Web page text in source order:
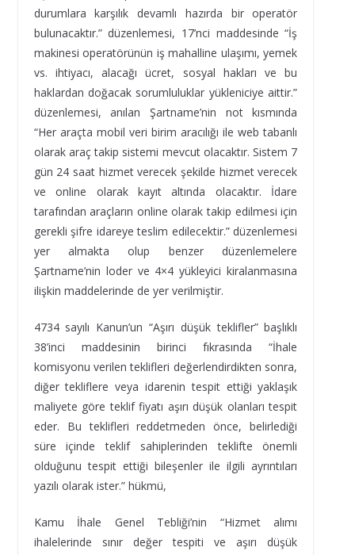
durumlara karşılık devamlı hazırda bir operatör
bulunacaktır.” düzenlemesi, 17’nci maddesinde “İş
makinesi operatörünün iş mahalline ulaşımı, yemek
vs. ihtiyacı, alacağı ücret, sosyal hakları ve bu
haklardan doğacak sorumluluklar yükleniciye aittir.”
düzenlemesi, anılan Şartname’nin not kısmında
“Her araçta mobil veri birim aracılığı ile web tabanlı
olarak araç takip sistemi mevcut olacaktır. Sistem 7
gün 24 saat hizmet verecek şekilde hizmet verecek
ve online olarak kayıt altında olacaktır. İdare
tarafından araçların online olarak takip edilmesi için
gerekli şifre idareye teslim edilecektir.” düzenlemesi
yer almakta olup benzer düzenlemelere
Şartname’nin loder ve 4×4 yükleyici kiralanmasına
ilişkin maddelerinde de yer verilmiştir.
4734 sayılı Kanun’un “Aşırı düşük teklifler” başlıklı
38’inci maddesinin birinci fıkrasında “İhale
komisyonu verilen teklifleri değerlendirdikten sonra,
diğer tekliflere veya idarenin tespit ettiği yaklaşık
maliyete göre teklif fiyatı aşırı düşük olanları tespit
eder. Bu teklifleri reddetmeden önce, belirlediği
süre içinde teklif sahiplerinden teklifte önemli
olduğunu tespit ettiği bileşenler ile ilgili ayrıntıları
yazılı olarak ister.” hükmü,
Kamu İhale Genel Tebliği’nin “Hizmet alımı
ihalelerinde sınır değer tespiti ve aşırı düşük